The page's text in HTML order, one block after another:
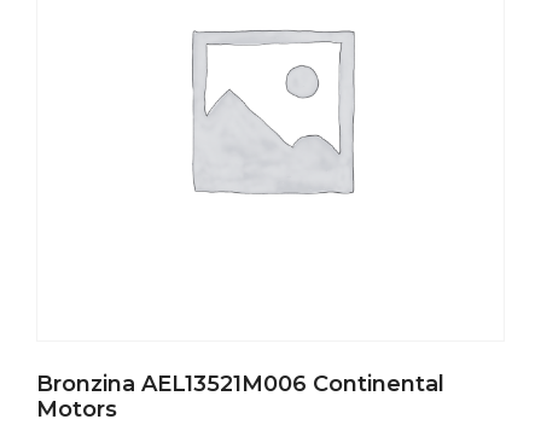
Bronzina AEL13521M006 Continental
Motors